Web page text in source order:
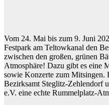
Vom 24. Mai bis zum 9. Juni
Festpark am Teltowkanal den
zwischen den großen, grünen
Atmosphäre! Dazu gibt es eine
sowie Konzerte zum Mitsingen.
Bezirksamt Steglitz-Zehlendorf
e.V. eine echte Rummelplatz-